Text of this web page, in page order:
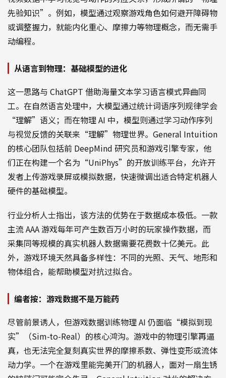
先验知识”。例如，模型通过观察游戏角色如何避开障碍物
或调整握力，就能内化重心、摩擦力等物理概念，而无需手
动编程。
从语言到物理：基础模型的进化
这一思路与 ChatGPT 借助海量文本学习语言模式异曲同
工。在自然语言处理中，大模型通过统计词语序列规律学会
“理解”语义；而在物理 AI 中，模型则通过学习动作序列
与视觉反馈的关联来“理解”物理世界。General Intuition
的核心团队包括前 DeepMind 研究员和游戏引擎专家，他
们正在构建一个名为“UniPhys”的开放训练平台，允许开
发者上传游戏录屏或模拟数据，快速微调出适合特定机器人
硬件的基础模型。
行业分析人士指出，该方法的优势在于数据成本极低。一款
主流 AAA 游戏每年可产生数百万小时的玩家操作数据，而
采集同等规模的真实机器人数据需要花费数十亿美元。此
外，游戏环境天然具备多样性：不同的光照、天气、地形和
物体组合，能帮助模型对抗过拟合。
编者按：游戏数据不是万能药
尽管前景诱人，但游戏数据训练物理 AI 仍面临“模拟到现
实”（Sim-to-Real）的核心鸿沟。游戏中的物理引擎再逼
真，也无法完全复刻真实世界的摩擦系数、弹性变形或流体
动力学。一个在游戏里能完美开门的机器人，面对一扇生锈